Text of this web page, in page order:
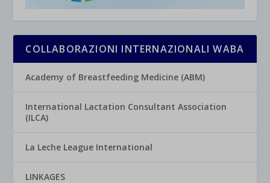
COLLABORAZIONI INTERNAZIONALI WABA
Academy of Breastfeeding Medicine (ABM)
International Lactation Consultant Association
(ILCA)
La Leche League International
LINKAGES